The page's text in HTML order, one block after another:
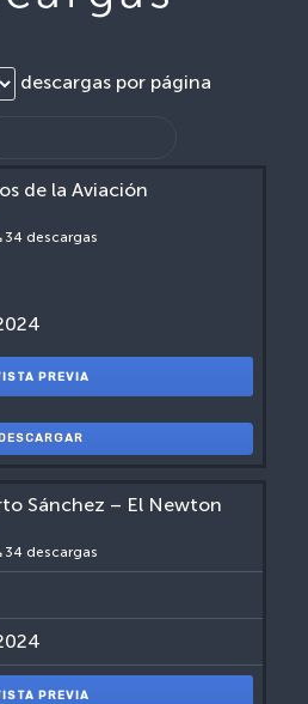
descargas por página
de la Aviación
34 descargas
PREVIA
DESCARGAR
Sánchez – El Newton
34 descargas
PREVIA